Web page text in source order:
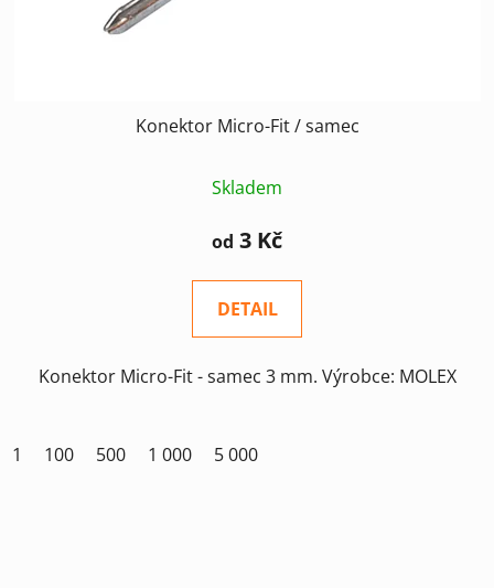
Konektor Micro-Fit / samec
Skladem
od 3 Kč
DETAIL
Konektor Micro-Fit - samec 3 mm. Výrobce: MOLEX
1 100 500 1 000 5 000